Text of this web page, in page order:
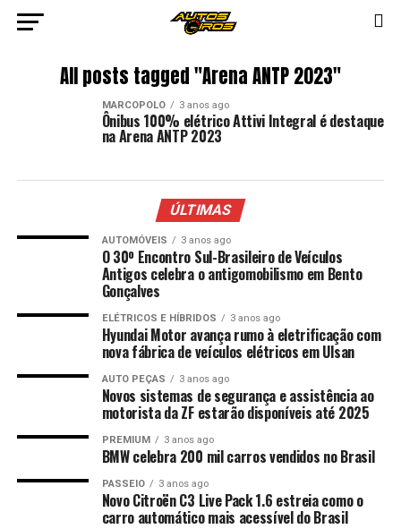
All posts tagged "Arena ANTP 2023"
MARCOPOLO 3 anos ago
Ônibus 100% elétrico Attivi Integral é destaque
na Arena ANTP 2023
ÚLTIMAS
AUTOMÓVEIS 3 anos ago
O 30º Encontro Sul-Brasileiro de Veículos
Antigos celebra o antigomobilismo em Bento
Gonçalves
ELÉTRICOS E HÍBRIDOS 3 anos ago
Hyundai Motor avança rumo à eletrificação com
nova fábrica de veículos elétricos em Ulsan
AUTO PEÇAS 3 anos ago
Novos sistemas de segurança e assistência ao
motorista da ZF estarão disponíveis até 2025
PREMIUM 3 anos ago
BMW celebra 200 mil carros vendidos no Brasil
PASSEIO 3 anos ago
Novo Citroën C3 Live Pack 1.6 estreia como o
carro automático mais acessível do Brasil